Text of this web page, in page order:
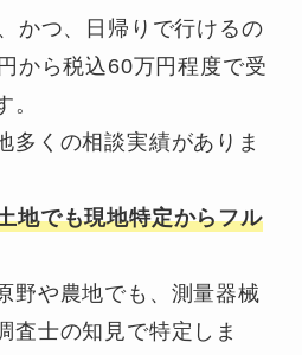
かつ、日帰りで行けるの
から税込60万円程度で受
。
多くの相談実績がありま
地でも現地特定からフル
野や農地でも、測量器械
査士の知見で特定しま